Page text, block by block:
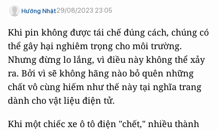
Hướng Nhật29/08/2023 23:05
Khi pin không được tái chế đúng cách, chúng có
thể gây hại nghiêm trọng cho môi trường.
Nhưng đừng lo lắng, vì điều này không thể xảy
ra. Bởi vì sẽ không hãng nào bỏ quên những
chất vô cùng hiếm như thế này tại nghĩa trang
dành cho vật liệu điện tử.
Khi một chiếc xe ô tô điện "chết," nhiều thành